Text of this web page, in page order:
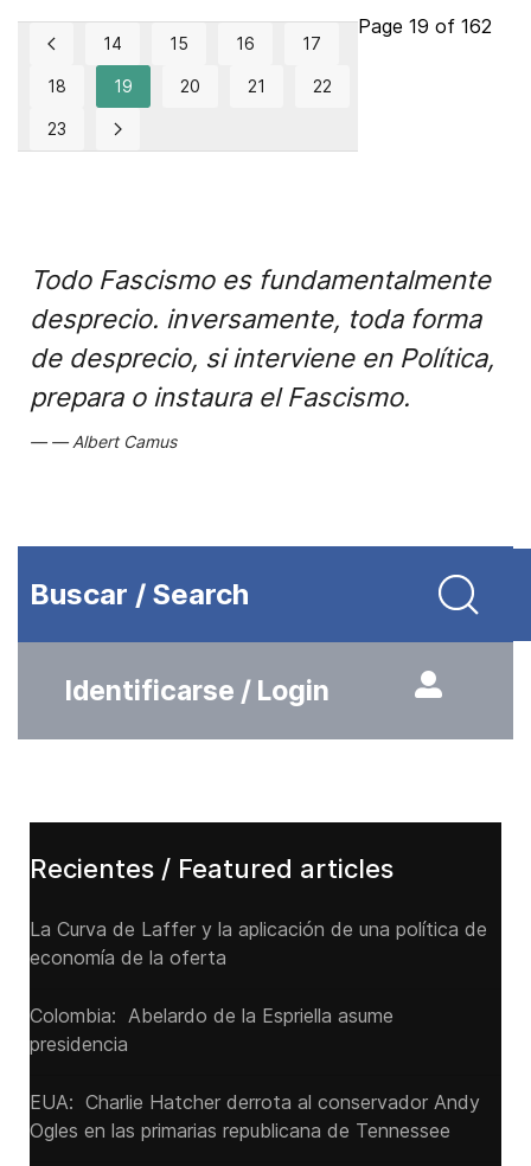
Page 19 of 162
14 15 16 17
18 19 20 21 22
23
Todo Fascismo es fundamentalmente
desprecio. inversamente, toda forma
de desprecio, si interviene en Política,
prepara o instaura el Fascismo.
Albert Camus
Buscar / Search
Identificarse / Login
Recientes / Featured articles
La Curva de Laffer y la aplicación de una política de
economía de la oferta
Colombia: Abelardo de la Espriella asume
presidencia
EUA: Charlie Hatcher derrota al conservador Andy
Ogles en las primarias republicana de Tennessee